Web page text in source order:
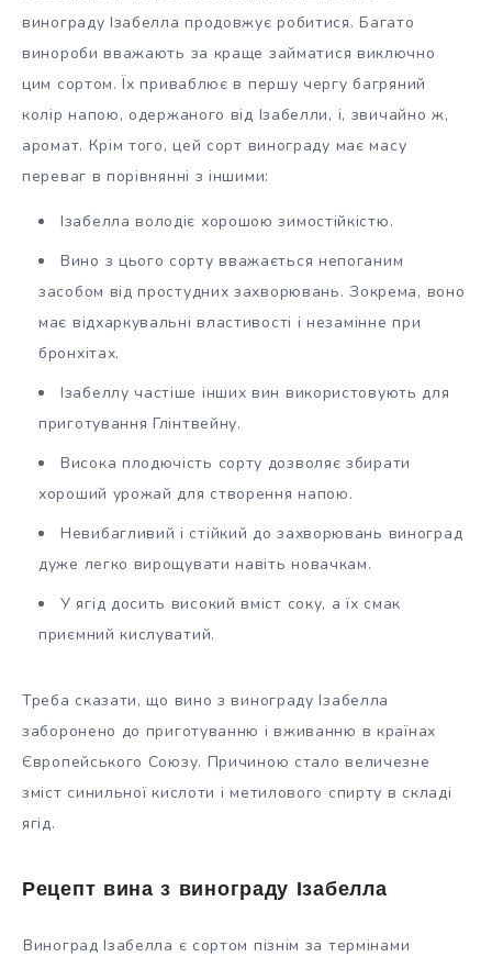
винограду Ізабелла продовжує робитися. Багато
винороби вважають за краще займатися виключно
цим сортом. Їх приваблює в першу чергу багряний
колір напою, одержаного від Ізабелли, і, звичайно ж,
аромат. Крім того, цей сорт винограду має масу
переваг в порівнянні з іншими:
Ізабелла володіє хорошою зимостійкістю.
Вино з цього сорту вважається непоганим
засобом від простудних захворювань. Зокрема, воно
має відхаркувальні властивості і незамінне при
бронхітах.
Ізабеллу частіше інших вин використовують для
приготування Глінтвейну.
Висока плодючість сорту дозволяє збирати
хороший урожай для створення напою.
Невибагливий і стійкий до захворювань виноград
дуже легко вирощувати навіть новачкам.
У ягід досить високий вміст соку, а їх смак
приємний кислуватий.
Треба сказати, що вино з винограду Ізабелла
заборонено до приготуванню і вживанню в країнах
Європейського Союзу. Причиною стало величезне
зміст синильної кислоти і метилового спирту в складі
ягід.
Рецепт вина з винограду Ізабелла
Виноград Ізабелла є сортом пізнім за термінами